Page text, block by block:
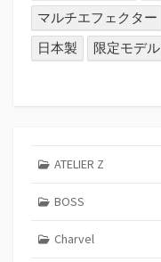
マルチエフェクター
日本製
限定モデル
ATELIER Z
BOSS
Charvel